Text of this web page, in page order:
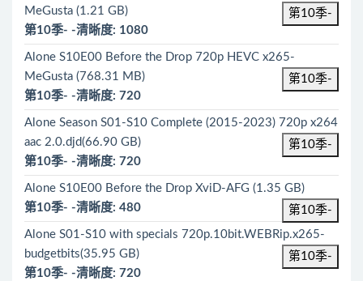
MeGusta (1.21 GB)
第10季-
第10季- -清晰度: 1080
Alone S10E00 Before the Drop 720p HEVC x265-
MeGusta (768.31 MB)
第10季-
第10季- -清晰度: 720
Alone Season S01-S10 Complete (2015-2023) 720p x264
aac 2.0.djd(66.90 GB)
第10季-
第10季- -清晰度: 720
Alone S10E00 Before the Drop XviD-AFG (1.35 GB)
第10季-
第10季- -清晰度: 480
Alone S01-S10 with specials 720p.10bit.WEBRip.x265-
budgetbits(35.95 GB)
第10季-
第10季- -清晰度: 720